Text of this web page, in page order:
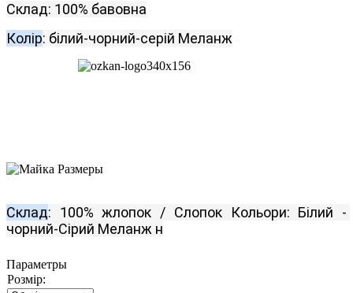
Склад: 100% бавовна
Колір: білий-чорний-серій Меланж
Склад: 100% жлопок / Слопок Кольори: Білий
-
чорний-Сірий Меланж н
Параметры
Розмір: